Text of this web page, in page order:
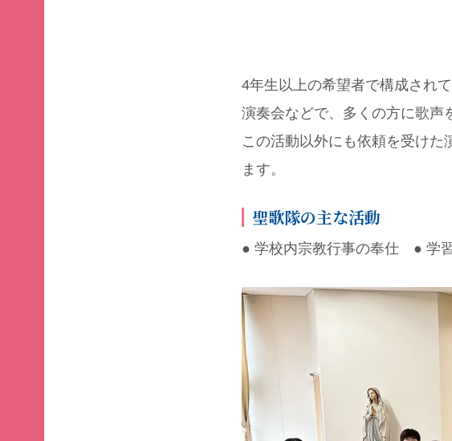
4年生以上の希望者で構成され
演奏会などで、多くの方に歌声
この活動以外にも依頼を受け
ます。
聖歌隊の主な活動
● 学校内宗教行事の奉仕 ● 学